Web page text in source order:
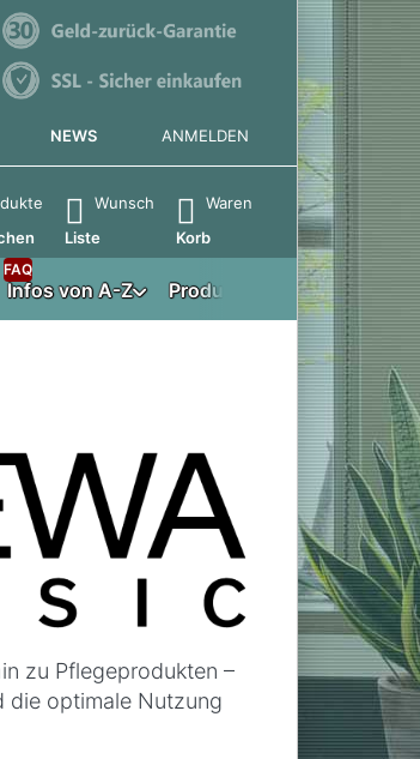
NEWS ANMELDEN
um alle Ergebnisse aufzurufen.
Wunsch
Liste
Waren
Korb
Infos von A-Z
FAQ
Produktberater
zu Pflegeprodukten –
die optimale Nutzung